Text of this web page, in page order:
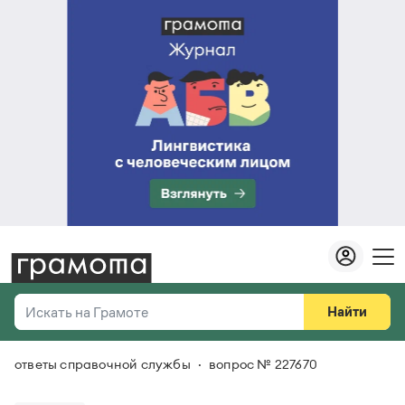
Искать на Грамоте
Справочная служба
Найти
Везде
ответы справочной службы вопрос № 227670